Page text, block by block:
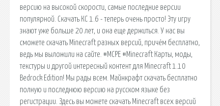
версию на высокой скорости, самые последние версии
популярной. Скачать КС 1.6 - теперь очень просто! Эту игру
знают уже больше 20 лет, и она еще держиться. У нас вы
сможете скачать Minecraft разных версий, причём бесплатно,
ведь мы выложили на сайте. #MCPE #Minecraft Карты, моды,
текстуры и другой интересный контент для Minecraft 1.10
Bedrock Edition! Мы рады всем. Майнкрафт скачать бесплатно
полную и последнюю версию на русском языке без
регистрации. Здесь вы можете скачать Minecraft всех версий